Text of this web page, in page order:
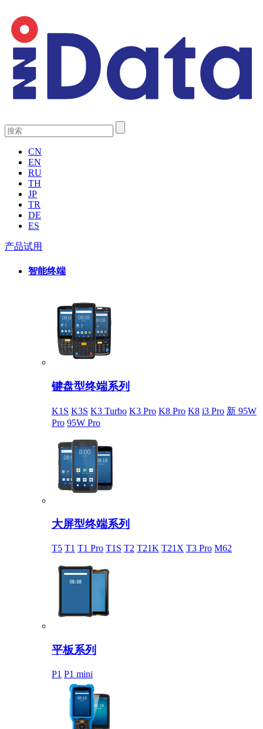
CN
EN
RU
TH
JP
TR
DE
ES
产品试用
智能终端
键盘型终端系列
K1S K3S K3 Turbo K3 Pro K8 Pro K8 i3 Pro 新 95W
Pro 95W Pro
大屏型终端系列
T5 T1 T1 Pro T1S T2 T21K T21X T3 Pro M62
平板系列
P1 P1 mini